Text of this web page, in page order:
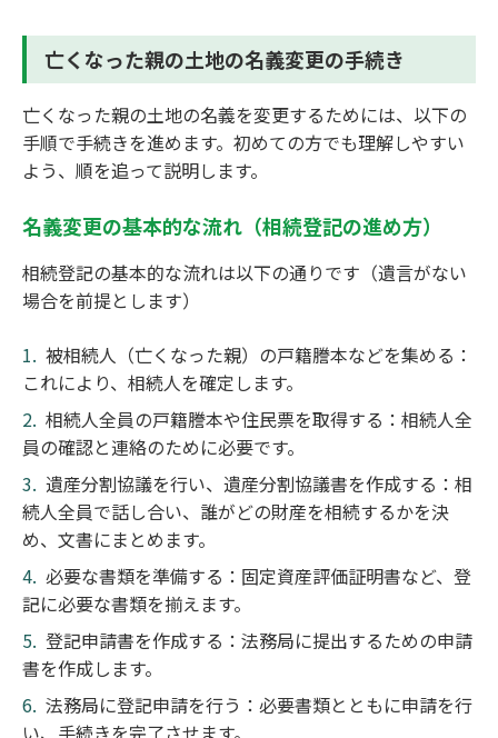
亡くなった親の土地の名義変更の手続き
亡くなった親の土地の名義を変更するためには、以下の
手順で手続きを進めます。初めての方でも理解しやすい
よう、順を追って説明します。
名義変更の基本的な流れ（相続登記の進め方）
相続登記の基本的な流れは以下の通りです（遺言がない
場合を前提とします）
被相続人（亡くなった親）の戸籍謄本などを集める：
これにより、相続人を確定します。
相続人全員の戸籍謄本や住民票を取得する：相続人全
員の確認と連絡のために必要です。
遺産分割協議を行い、遺産分割協議書を作成する：相
続人全員で話し合い、誰がどの財産を相続するかを決
め、文書にまとめます。
必要な書類を準備する：固定資産評価証明書など、登
記に必要な書類を揃えます。
登記申請書を作成する：法務局に提出するための申請
書を作成します。
法務局に登記申請を行う：必要書類とともに申請を行
い、手続きを完了させます。